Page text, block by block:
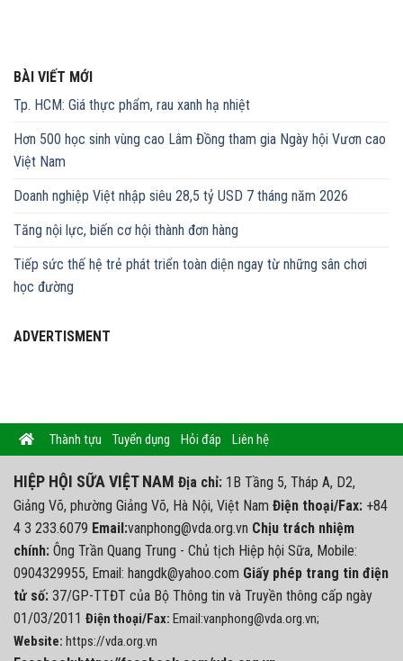
BÀI VIẾT MỚI
Tp. HCM: Giá thực phẩm, rau xanh hạ nhiệt
Hơn 500 học sinh vùng cao Lâm Đồng tham gia Ngày hội Vươn cao
Việt Nam
Doanh nghiệp Việt nhập siêu 28,5 tỷ USD 7 tháng năm 2026
Tăng nội lực, biến cơ hội thành đơn hàng
Tiếp sức thế hệ trẻ phát triển toàn diện ngay từ những sân chơi
học đường
ADVERTISMENT
Thành tựu Tuyển dụng Hỏi đáp Liên hệ
HIỆP HỘI SỮA VIỆT NAM Địa chỉ: 1B Tầng 5, Tháp A, D2,
Giảng Võ, phường Giảng Võ, Hà Nội, Việt Nam Điện thoại/Fax: +84
4 3 233.6079 Email:vanphong@vda.org.vn Chịu trách nhiệm
chính: Ông Trần Quang Trung - Chủ tịch Hiệp hội Sữa, Mobile:
0904329955, Email: hangdk@yahoo.com Giấy phép trang tin điện
tử số: 37/GP-TTĐT của Bộ Thông tin và Truyền thông cấp ngày
01/03/2011 Điện thoại/Fax: Email:vanphong@vda.org.vn;
Website: https://vda.org.vn